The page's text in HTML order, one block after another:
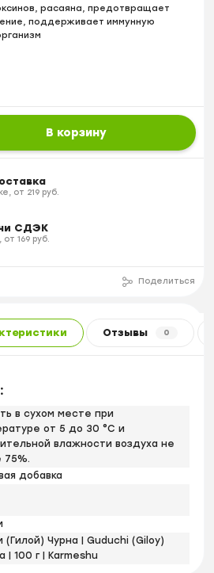
расаяна, предотвращает
поддерживает иммунную
В корзину
от 219 руб.
СДЭК
169 руб.
Поделиться
Отзывы 0
в сухом месте при
от 5 до 30 °С и
влажности воздуха не
75%.
добавка
(Гилой) Чурна | Guduchi (Giloy)
| 100 г | Karmeshu